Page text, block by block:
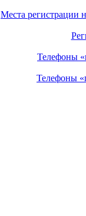
Места регистрации
Телефоны
Телефоны